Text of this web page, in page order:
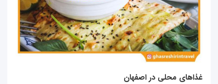
غذاهای محلی در اصفهان